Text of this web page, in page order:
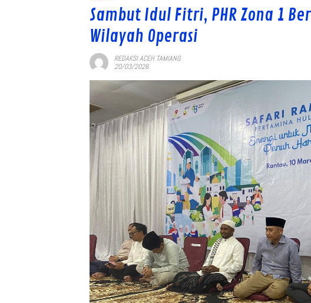
Sambut Idul Fitri, PHR Zona 1
Wilayah Operasi
REDAKSI ACEH TAMIANG
20/03/2026